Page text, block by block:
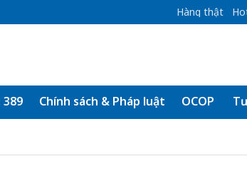
Hàng thật
Chính sách & Pháp luật OCOP